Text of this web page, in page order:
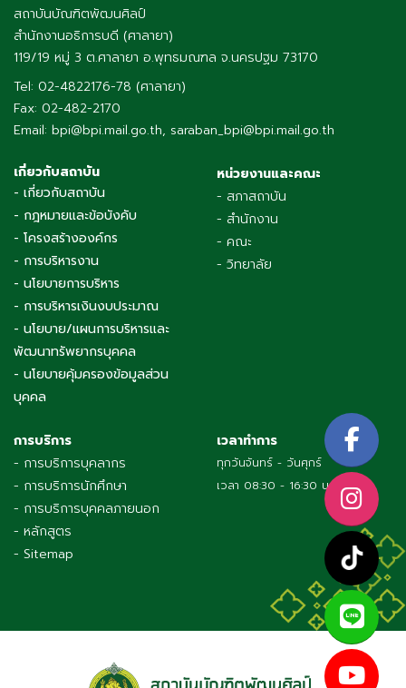
สถาบันบัณฑิตพัฒนศิลป์
สำนักงานอธิการบดี (ศาลายา)
119/19 หมู่ 3 ต.ศาลายา อ.พุทธมณฑล จ.นครปฐม 73170
Tel: 02-4822176-78 (ศาลายา)
Fax: 02-482-2170
Email: bpi@bpi.mail.go.th, saraban_bpi@bpi.mail.go.th
เกี่ยวกับสถาบัน
- เกี่ยวกับสถาบัน
- กฎหมายและข้อบังคับ
- โครงสร้างองค์กร
- การบริหารงาน
- นโยบายการบริหาร
- การบริหารเงินงบประมาณ
- นโยบาย/แผนการบริหารและ
พัฒนาทรัพยากรบุคคล
- นโยบายคุ้มครองข้อมูลส่วน
บุคคล
หน่วยงานและคณะ
- สภาสถาบัน
- สำนักงาน
- คณะ
- วิทยาลัย
การบริการ
- การบริการบุคลากร
- การบริการนักศึกษา
- การบริการบุคคลภายนอก
- หลักสูตร
- Sitemap
เวลาทำการ
ทุกวันจันทร์ - วันศุกร์
เวลา 08:30 - 16:30 น.